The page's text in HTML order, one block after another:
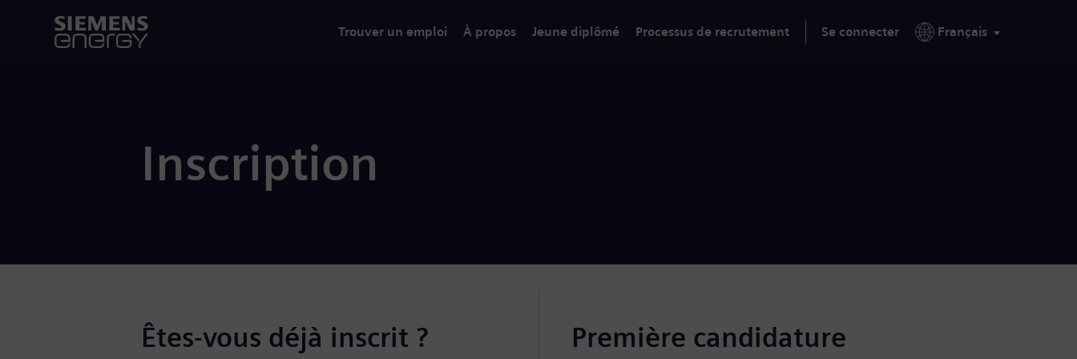
Trouver un emploi À propos Jeune diplômé Processus de recrutement Se connecter Français
Inscription
Êtes-vous déjà inscrit ? Première candidature